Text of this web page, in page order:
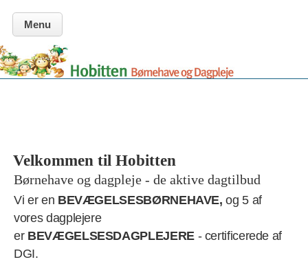
Menu
Velkommen til Hobitten
Børnehave og dagpleje - de aktive dagtilbud
Vi er en BEVÆGELSESBØRNEHAVE,og 5 af
vores dagplejere
erBEVÆGELSESDAGPLEJERE- certificerede af
DGI.